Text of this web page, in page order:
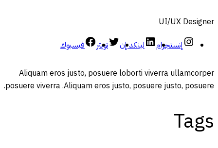
UI/UX Designer
إنستجرام
لينكد إن تويتر فيسبوك
Aliquam eros justo, posuere loborti viverra ullamcorper
posuere viverra .Aliquam eros justo, posuere justo, posuere.
Tags